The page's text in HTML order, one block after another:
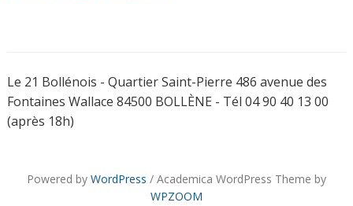
Le 21 Bollénois - Quartier Saint-Pierre 486 avenue des
Fontaines Wallace 84500 BOLLÈNE - Tél 04 90 40 13 00
(après 18h)
Powered by WordPress / Academica WordPress Theme by
WPZOOM